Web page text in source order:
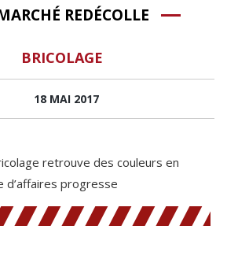
REDÉCOLLE
BRICOLAGE
18 MAI 2017
retrouve des couleurs en
d’affaires progresse